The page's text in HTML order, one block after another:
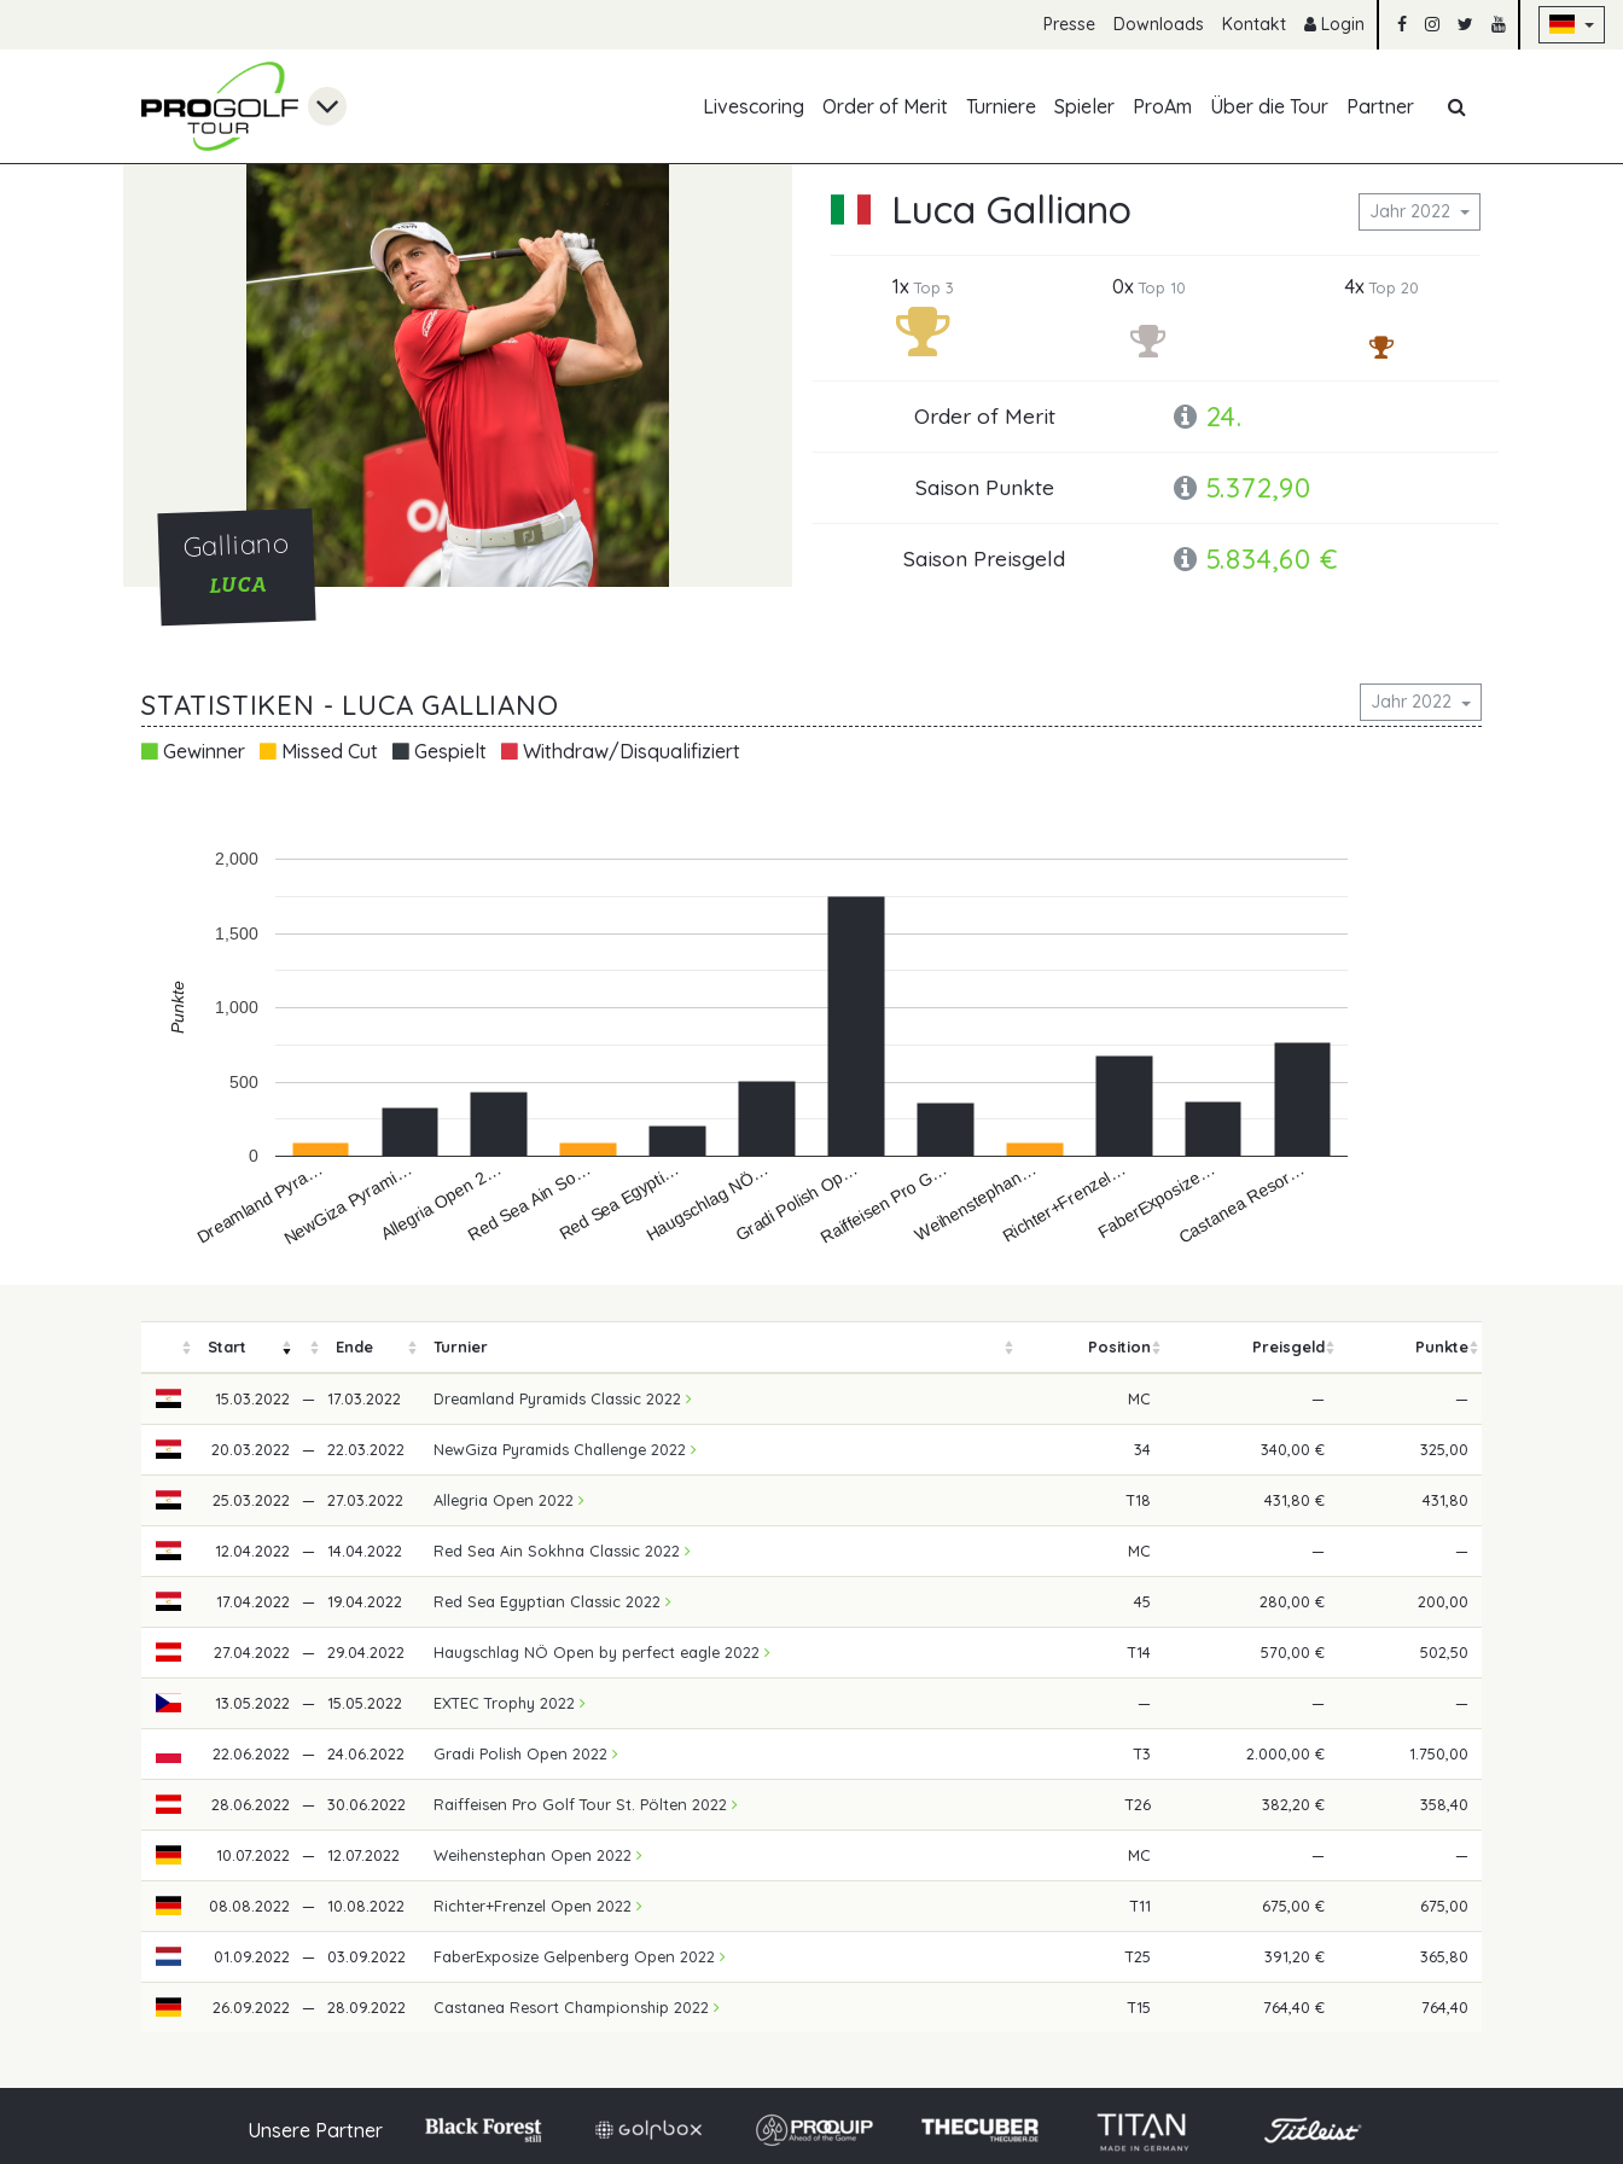
Presse Downloads Kontakt Login
Livescoring
Order of Merit Turniere Spieler ProAm Über die Tour Partner
Galliano
LUCA
Luca Galliano Jahr 2022
1xTop 3 0xTop 10 4xTop 20
Order of Merit 24.
Saison Punkte 5.372,90
Saison Preisgeld 5.834,60 €
STATISTIKEN - LUCA GALLIANO Jahr 2022
Gewinner Missed Cut Gespielt Withdraw/Disqualifiziert
Dreamland Pyra…NewGiza Pyrami…Allegria Open 2…Red Sea Ain So…Red Sea Egypti…Haugschlag NÖ…Gradi Polish Op…Raiffeisen Pro G…Weihenstephan…Richter+Frenzel…FaberExposize…Castanea Resor…
0
500
1,000
1,500
2,000
Punkte
Start Ende Turnier Position Preisgeld Punkte
15.03.2022 — 17.03.2022 Dreamland Pyramids Classic 2022 MC — —
20.03.2022 — 22.03.2022 NewGiza Pyramids Challenge 2022 34 340,00 € 325,00
25.03.2022 — 27.03.2022 Allegria Open 2022 T18 431,80 € 431,80
12.04.2022 — 14.04.2022 Red Sea Ain Sokhna Classic 2022 MC — —
17.04.2022 — 19.04.2022 Red Sea Egyptian Classic 2022 45 280,00 € 200,00
27.04.2022 — 29.04.2022 Haugschlag NÖ Open by perfect eagle 2022 T14 570,00 € 502,50
13.05.2022 — 15.05.2022 EXTEC Trophy 2022 — — —
22.06.2022 — 24.06.2022 Gradi Polish Open 2022 T3 2.000,00 € 1.750,00
28.06.2022 — 30.06.2022 Raiffeisen Pro Golf Tour St. Pölten 2022 T26 382,20 € 358,40
10.07.2022 — 12.07.2022 Weihenstephan Open 2022 MC — —
08.08.2022 — 10.08.2022 Richter+Frenzel Open 2022 T11 675,00 € 675,00
01.09.2022 — 03.09.2022 FaberExposize Gelpenberg Open 2022 T25 391,20 € 365,80
26.09.2022 — 28.09.2022 Castanea Resort Championship 2022 T15 764,40 € 764,40
Unsere Partner